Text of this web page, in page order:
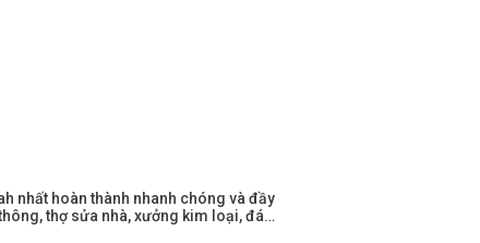
nhất hoàn thành nhanh chóng và đầy
thợ sửa nhà, xưởng kim loại, đá…